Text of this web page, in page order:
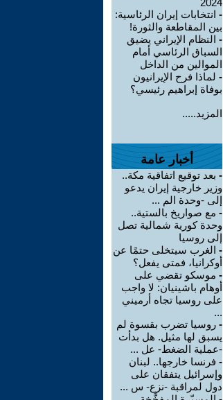
2024
- انتخابات إيران الرئاسية:
بين المقاطعة والثورة!
- النظام الإيراني يضيق
السباق الرئاسي أمام
الموالين من الداخل
- لماذا فرح الإيرانيون
بوفاة إبراهيم رئيسي؟
المزيد.....
أخبار عامة
- بعد توقيع اتفاقية مكة..
وزير خارجية إيران يدعو
إلى -وحدة الم ...
- مع صواريخ بالستية..
وحدة كورية شمالية تصل
إلى روسيا
- الغرب سيتخلى حتمًا عن
أوكرانيا، فمتى يفعل؟
- موسكو تقضي على
أوهام باشينيان: لا واجب
على روسيا تجاه أرميني
...
- روسيا تضرب بقسوة لم
يسبق لها مثيل. هل بدأت
-عملية الضغط- عل ...
- فرنسا خارجها.. لبنان
وإسرائيل يتفقان على
دول لمراقبة -نزع- س ...